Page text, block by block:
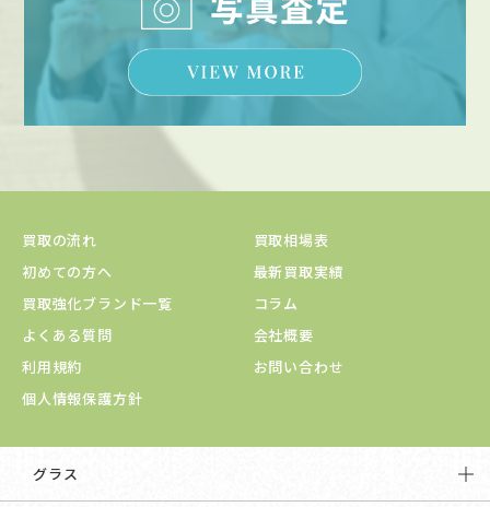
買取の流れ
買取相場表
初めての方へ
最新買取実績
買取強化ブランド一覧
コラム
よくある質問
会社概要
利用規約
お問い合わせ
個人情報保護方針
グラス